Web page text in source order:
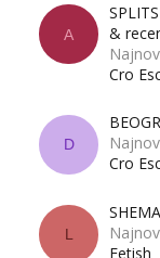
A
&
Cro
D
Cro
L
Fetish